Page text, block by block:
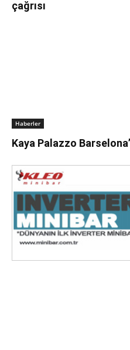
çağrısı
Haberler
Kaya Palazzo